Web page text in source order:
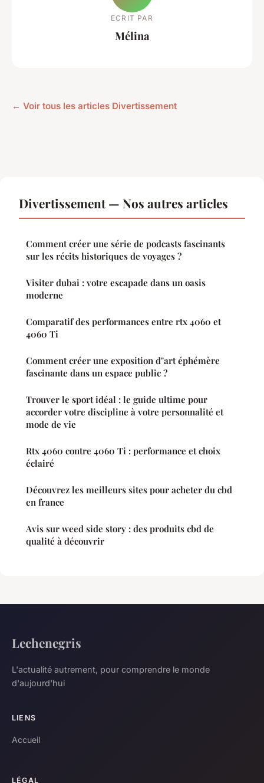
ECRIT PAR
Mélina
← Voir tous les articles Divertissement
Divertissement — Nos autres articles
Comment créer une série de podcasts fascinants
sur les récits historiques de voyages ?
Visiter dubai : votre escapade dans un oasis
moderne
Comparatif des performances entre rtx 4060 et
4060 Ti
Comment créer une exposition d"art éphémère
fascinante dans un espace public ?
Trouver le sport idéal : le guide ultime pour
accorder votre discipline à votre personnalité et
mode de vie
Rtx 4060 contre 4060 Ti : performance et choix
éclairé
Découvrez les meilleurs sites pour acheter du cbd
en france
Avis sur weed side story : des produits cbd de
qualité à découvrir
Lechenegris
L'actualité autrement, pour comprendre le monde
d'aujourd'hui
LIENS
Accueil
LÉGAL